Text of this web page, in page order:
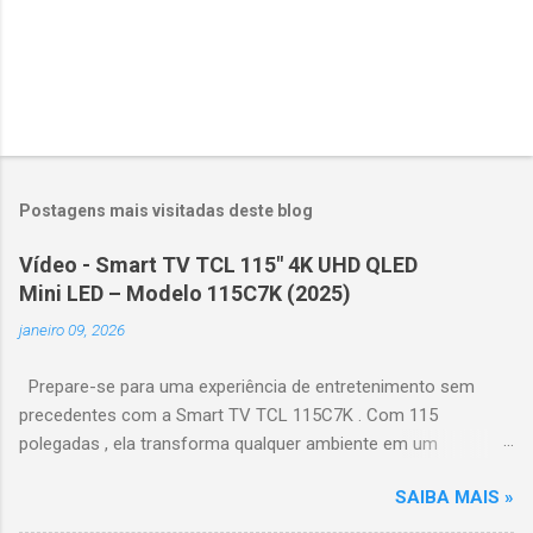
Postagens mais visitadas deste blog
Vídeo - Smart TV TCL 115" 4K UHD QLED
Mini LED – Modelo 115C7K (2025)
janeiro 09, 2026
Prepare-se para uma experiência de entretenimento sem
precedentes com a Smart TV TCL 115C7K . Com 115
polegadas , ela transforma qualquer ambiente em um
e realistas. 🌟 Destaques do produto Tela QLED Mini LED 115” :
SAIBA MAIS »